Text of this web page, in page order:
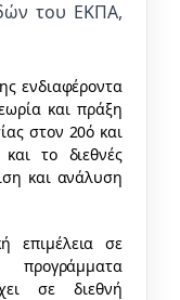
του ΕΚΠΑ,
ενδιαφέροντα
και πράξη
στον 20ό και
το διεθνές
και ανάλυση
επιμέλεια σε
σε διεθνή